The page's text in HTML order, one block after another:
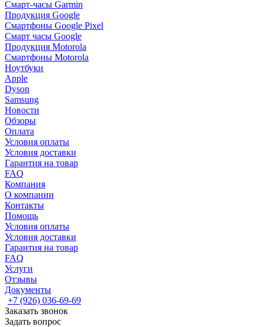
Смарт-часы Garmin
Продукция Google
Смартфоны Google Pixel
Смарт часы Google
Продукция Motorola
Смартфоны Motorola
Ноутбуки
Apple
Dyson
Samsung
Новости
Обзоры
Оплата
Условия оплаты
Условия доставки
Гарантия на товар
FAQ
Компания
О компании
Контакты
Помощь
Условия оплаты
Условия доставки
Гарантия на товар
FAQ
Услуги
Отзывы
Документы
+7 (926) 036-69-69
Заказать звонок
Задать вопрос